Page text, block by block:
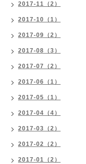
2017-11（2）
2017-10（1）
2017-09（2）
2017-08（3）
2017-07（2）
2017-06（1）
2017-05（1）
2017-04（4）
2017-03（2）
2017-02（2）
2017-01（2）